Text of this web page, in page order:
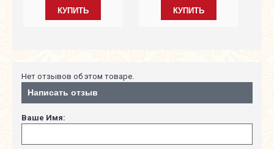
КУПИТЬ КУПИТЬ
Нет отзывов об этом товаре.
Написать отзыв
Ваше Имя: